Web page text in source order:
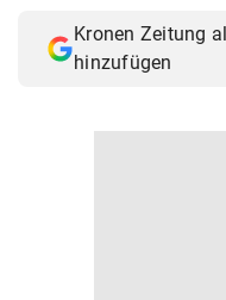
Kronen Zeitung
hinzufügen